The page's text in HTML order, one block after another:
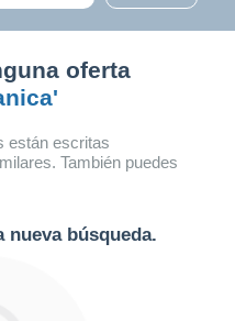
oferta
están escritas
También puedes
nueva búsqueda.